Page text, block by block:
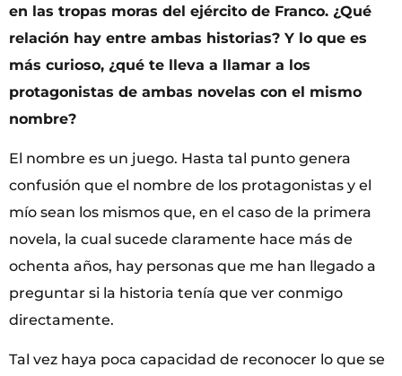
en las tropas moras del ejército de Franco. ¿Qué
relación hay entre ambas historias? Y lo que es
más curioso, ¿qué te lleva a llamar a los
protagonistas de ambas novelas con el mismo
nombre?
El nombre es un juego. Hasta tal punto genera
confusión que el nombre de los protagonistas y el
mío sean los mismos que, en el caso de la primera
novela, la cual sucede claramente hace más de
ochenta años, hay personas que me han llegado a
preguntar si la historia tenía que ver conmigo
directamente.
Tal vez haya poca capacidad de reconocer lo que se